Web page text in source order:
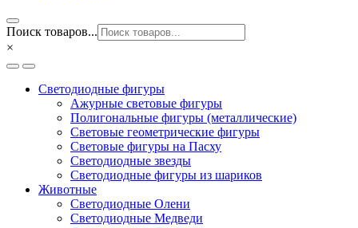
Поиск товаров...
×
Светодиодные фигуры
Ажурные световые фигуры
Полигональные фигуры (металлические)
Световые геометрические фигуры
Световые фигуры на Пасху
Светодиодные звезды
Светодиодные фигуры из шариков
Животные
Светодиодные Олени
Светодиодные Медведи